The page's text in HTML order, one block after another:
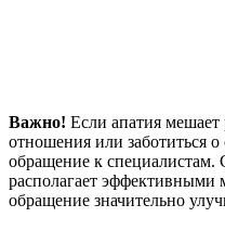
Важно! Если апатия мешает
отношения или заботиться
обращение к специалистам.
располагает
обращение значительно